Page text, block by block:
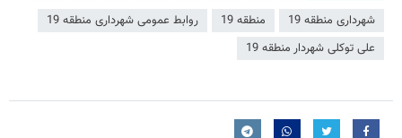
شهرداری منطقه 19 منطقه 19
روابط عمومی شهرداری منطقه 19
علی توکلی شهردار منطقه 19